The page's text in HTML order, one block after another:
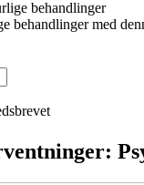
behandlinger
behandlinger med